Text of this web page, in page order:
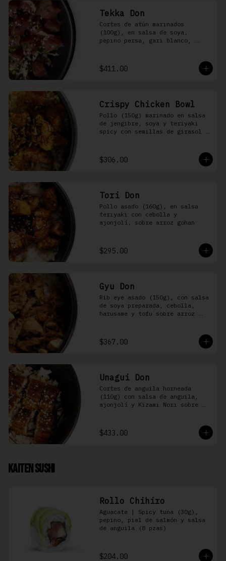
Tekka Don
Cortes de atún marinados
(100g), en salsa de soya,
pepino persa, gari blanco,
$411.00
Crispy Chicken Bowl
Pollo (150g) marinado en salsa
de jengibre, soya y teriyaki
spicy con semillas de girasol y
$306.00
Tori Don
Pollo asado (160g), en salsa
teriyaki con cebolla y
ajonjolí, sobre arroz gohan
$295.00
Gyu Don
Rib eye asado (150g), con salsa
de soya preparada, cebolla,
harusame y tofu sobre arroz
$367.00
Unagui Don
Cortes de anguila horneada
(110g) con salsa de anguila,
ajonjolí y Kizami Nori sobre
$433.00
Kaiten Sushi
Rollo Chihiro
Aguacate | Spicy tuna (30g),
pepino, piel de salmón y salsa
de anguila (8 pzas)
$204.00